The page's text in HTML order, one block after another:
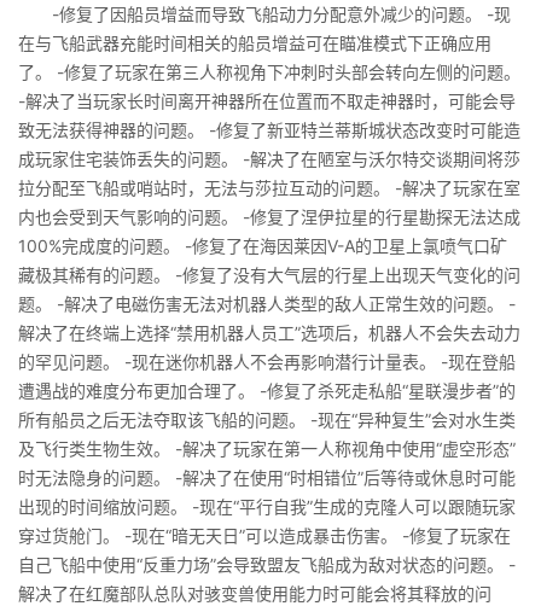
-修复了因船员增益而导致飞船动力分配意外减少的问题。 -现
在与飞船武器充能时间相关的船员增益可在瞄准模式下正确应用
了。 -修复了玩家在第三人称视角下冲刺时头部会转向左侧的问题。
-解决了当玩家长时间离开神器所在位置而不取走神器时，可能会导
致无法获得神器的问题。 -修复了新亚特兰蒂斯城状态改变时可能造
成玩家住宅装饰丢失的问题。 -解决了在陋室与沃尔特交谈期间将莎
拉分配至飞船或哨站时，无法与莎拉互动的问题。 -解决了玩家在室
内也会受到天气影响的问题。 -修复了涅伊拉星的行星勘探无法达成
100%完成度的问题。 -修复了在海因莱因V-A的卫星上氯喷气口矿
藏极其稀有的问题。 -修复了没有大气层的行星上出现天气变化的问
题。 -解决了电磁伤害无法对机器人类型的敌人正常生效的问题。 -
解决了在终端上选择“禁用机器人员工”选项后，机器人不会失去动力
的罕见问题。 -现在迷你机器人不会再影响潜行计量表。 -现在登船
遭遇战的难度分布更加合理了。 -修复了杀死走私船“星联漫步者”的
所有船员之后无法夺取该飞船的问题。 -现在“异种复生”会对水生类
及飞行类生物生效。 -解决了玩家在第一人称视角中使用“虚空形态”
时无法隐身的问题。 -解决了在使用“时相错位”后等待或休息时可能
出现的时间缩放问题。 -现在“平行自我”生成的克隆人可以跟随玩家
穿过货舱门。 -现在“暗无天日”可以造成暴击伤害。 -修复了玩家在
自己飞船中使用“反重力场”会导致盟友飞船成为敌对状态的问题。 -
解决了在红魔部队总队对骇变兽使用能力时可能会将其释放的问